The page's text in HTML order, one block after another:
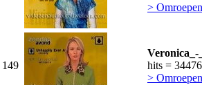
>
149
Veronica_-
hits = 34476
>